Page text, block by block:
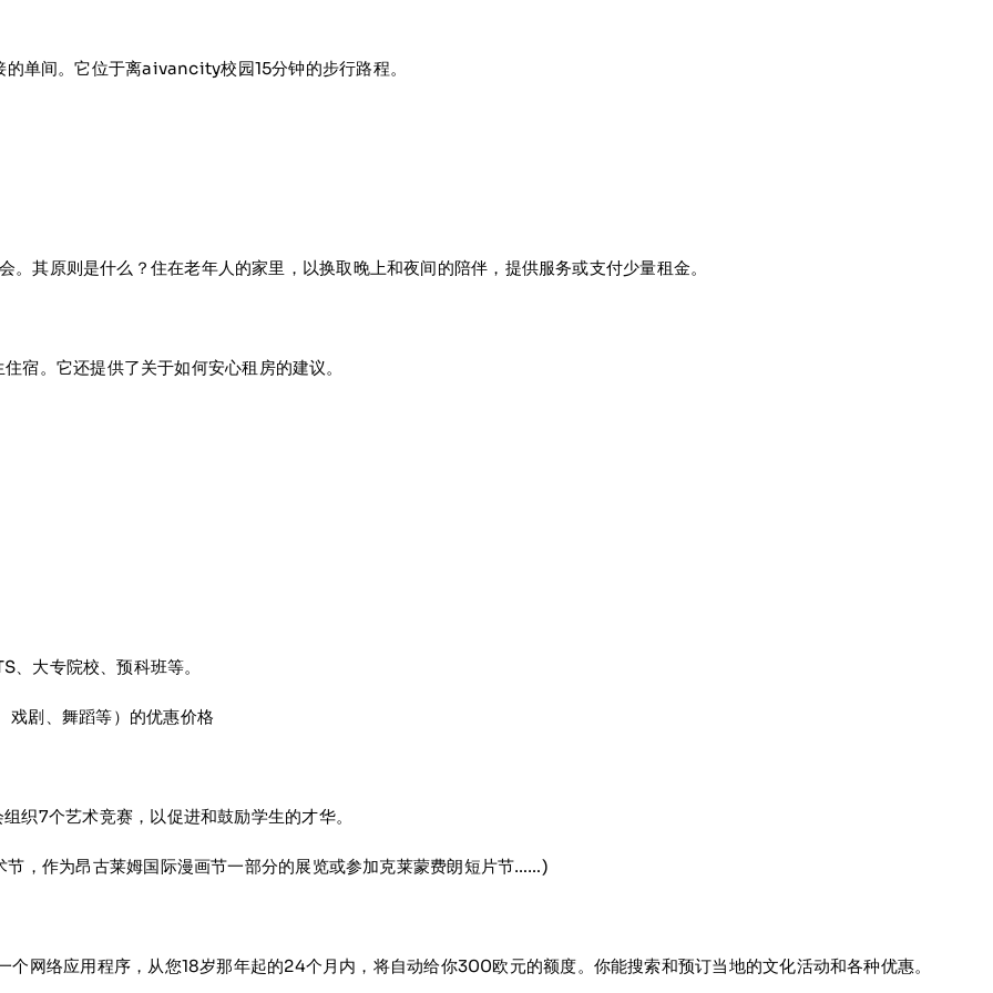
单间。它位于离aivancity校园15分钟的步行路程。
原则是什么？住在老年人的家里，以换取晚上和夜间的陪伴，提供服务或支付少量租金。
宿。它还提供了关于如何安心租房的建议。
大专院校、预科班等。
戏剧、舞蹈等）的优惠价格
织7个艺术竞赛，以促进和鼓励学生的才华。
，作为昂古莱姆国际漫画节一部分的展览或参加克莱蒙费朗短片节……)
网络应用程序，从您18岁那年起的24个月内，将自动给你300欧元的额度。你能搜索和预订当地的文化活动和各种优惠。